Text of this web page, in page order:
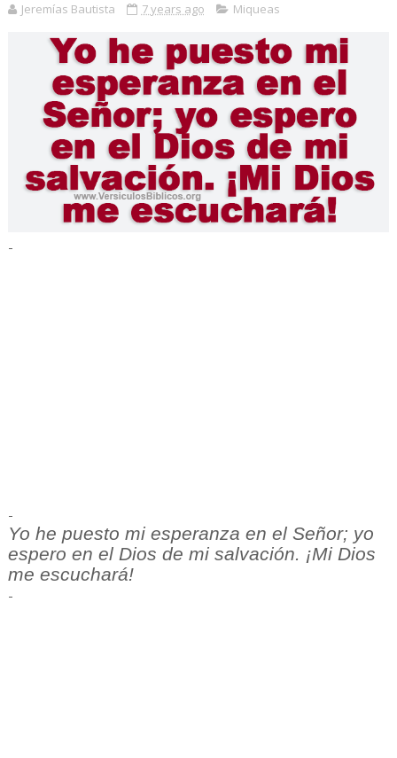
Jeremías Bautista 7 years ago Miqueas
-
-
Yo he puesto mi esperanza en el Señor; yo
espero en el Dios de mi salvación. ¡Mi Dios
me escuchará!
-